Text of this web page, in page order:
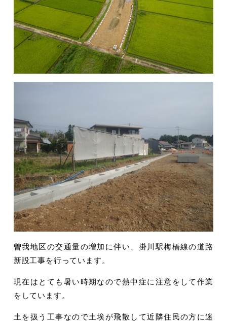
曽我地区の交通量の増加に伴い、掛川駅梅橋線の道路
新設工事を行っています。
現在はとても暑い時期なので熱中症に注意をして作業
をしています。
土を扱う工事なので土埃が飛散して近隣住民の方に迷